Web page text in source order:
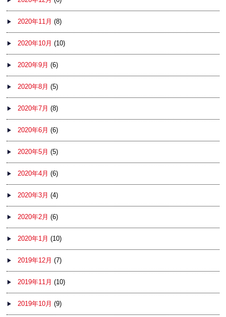
2020年11月 (8)
2020年10月 (10)
2020年9月 (6)
2020年8月 (5)
2020年7月 (8)
2020年6月 (6)
2020年5月 (5)
2020年4月 (6)
2020年3月 (4)
2020年2月 (6)
2020年1月 (10)
2019年12月 (7)
2019年11月 (10)
2019年10月 (9)